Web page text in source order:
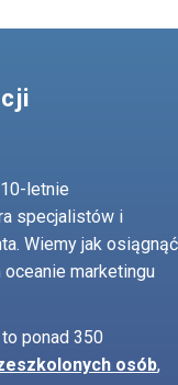
letnie
specjalistów i
Wiemy jak osiągnąć
marketingu
ponad 350
osób,